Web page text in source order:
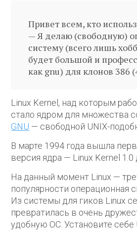
Привет всем, кто
— Я делаю (свободную)
систему (всего лишь
будет большой и
как gnu) для клонов 386
Linux Kernel, над которым
стало ядром для множества
GNU — свободной UNIX-
В марте 1994 года вышла
версия ядра — Linux Kernel 1.0
На данный момент Linux —
популярности операционная
Из системы для гиков Linux
превратилась в очень
удобную ОС. Установите себе